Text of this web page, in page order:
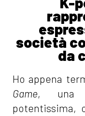
società
da
Ho appena
Game, una
potentissima,